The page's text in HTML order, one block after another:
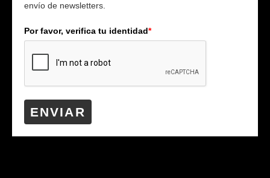
envío de newsletters.
Por favor, verifica tu identidad*
ENVIAR